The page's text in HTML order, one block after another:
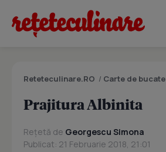
Reteteculinare.RO / Carte de bucate
Prajitura Albinita
Rețetă de Georgescu Simona
Publicat: 21 Februarie 2018, 21:01